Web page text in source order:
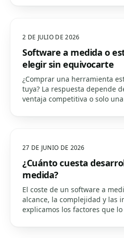
2 DE JULIO DE 2026
Software a medida o
elegir sin equivocarte
¿Comprar una herramienta
tuya? La respuesta depende
ventaja competitiva o solo
27 DE JUNIO DE 2026
¿Cuánto cuesta
medida?
El coste de un software a
alcance, la complejidad y las
explicamos los factores que
no es el coste real.